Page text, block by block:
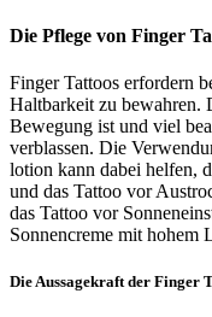
Die Pflege von Finger
Finger Tattoos erfordern
Haltbarkeit zu bewahren.
Bewegung ist und viel
verblassen. Die
lotion kann dabei helfen,
und das Tattoo vor
das Tattoo vor
Sonnencreme mit hohem
Die Aussagekraft der Finger